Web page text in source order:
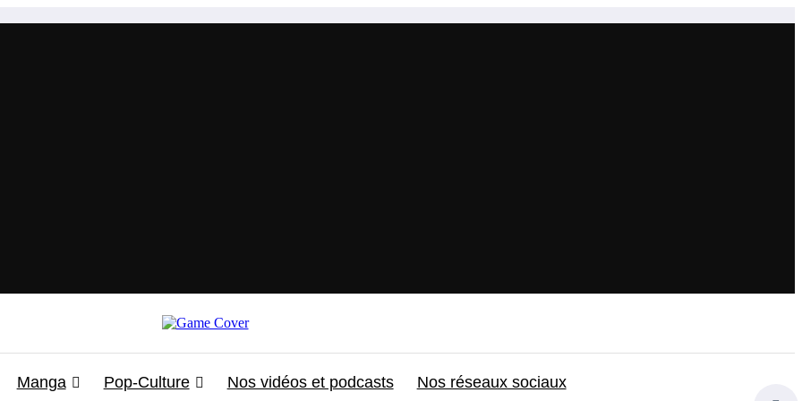
Manga Pop-Culture Nos vidéos et podcasts Nos réseaux sociaux